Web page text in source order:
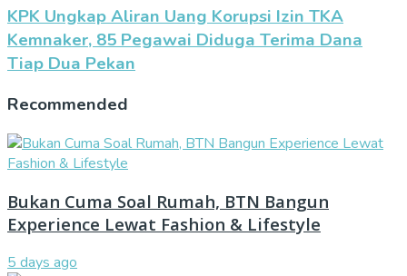
KPK Ungkap Aliran Uang Korupsi Izin TKA
Kemnaker, 85 Pegawai Diduga Terima Dana
Tiap Dua Pekan
Recommended
Bukan Cuma Soal Rumah, BTN Bangun
Experience Lewat Fashion & Lifestyle
5 days ago